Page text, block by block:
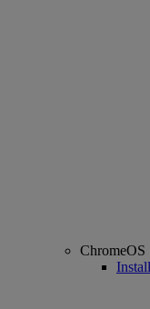
ChromeOS